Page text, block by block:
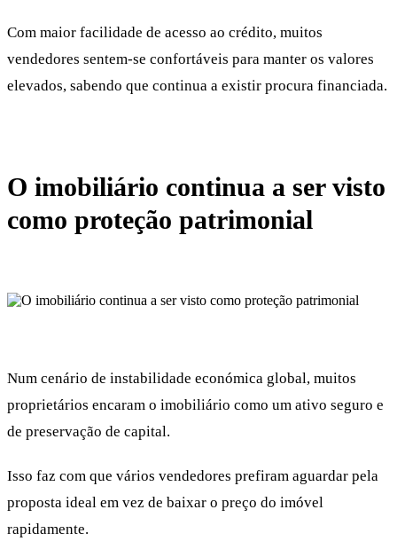
Com maior facilidade de acesso ao crédito, muitos
vendedores sentem-se confortáveis para manter os valores
elevados, sabendo que continua a existir procura financiada.
O imobiliário continua a ser visto
como proteção patrimonial
Num cenário de instabilidade económica global, muitos
proprietários encaram o imobiliário como um ativo seguro e
de preservação de capital.
Isso faz com que vários vendedores prefiram aguardar pela
proposta ideal em vez de baixar o preço do imóvel
rapidamente.